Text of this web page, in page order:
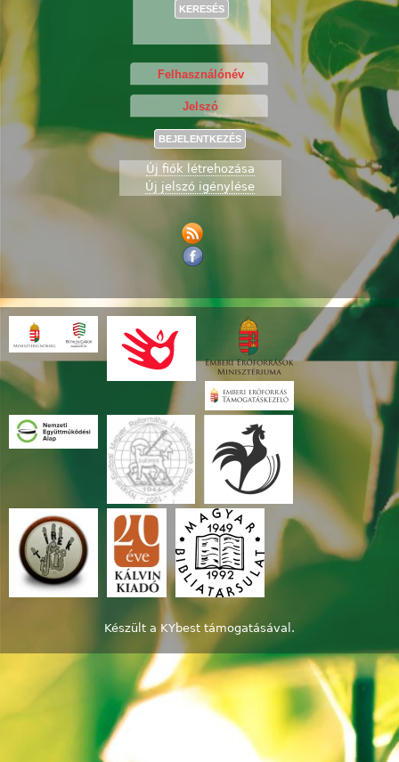
Új fiók létrehozása
Új jelszó igénylése
Készült a KYbest támogatásával.